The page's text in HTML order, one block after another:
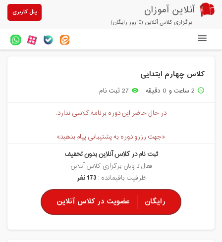
آنلاین آموزان
برگزاری کلاس آنلاین (10روز رایگان)
پنل کاربری
آزمون های آنلاین
مقالات آنلاین آموزان
خرید سرویس کلاس آنلاین
پیشنهادهای ویژه
تخفیفهای مشارکتی
درباره ما
کلاس چهارم ابتدایی
access_time 2 ساعت و 0 دقیقه remove_red_eye 27 ثبت نام
در حال حاضر این دوره برنامه کلاسی ندارد.
«جهت رزرو دوره به پشتیبانی پیام بدهید»
ثبت نام در کلاس آنلاین بدون تخفیف
فعال تا پایان برگزاری کلاس آنلاین
ظرفیت باقیمانده : 173 نفر
رایگان عضویت در کلاس آنلاین